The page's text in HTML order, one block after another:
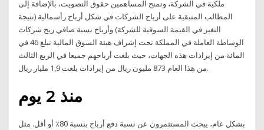
ملكية في الشركة، وتمنح المساهمين حقوق التصويت، بالإضافة إلى
المطالب المتبقية على أرباح الشركات في شكل أرباح رأسمالية (نتيجة
التغير في القيمة السوقية للشركة) وأرباح نسبة صافي ربح شركات
الوساطة العاملة في المملكة تحت إشراف هيئة السوق المالية تبلغ 46 في
المائة من إيرادات هذه الجهات، حيث بلغت أرباحهم جميعا في الربع الثالث
من هذا العام 873 مليون ريال من إيرادات بلغت 1,9 مليار ريال.
منذ 2 يوم
بشكل عام، يبحث المستثمرون عن نسبة دفع أرباح بنسبة 80٪ أو أقل. مثل